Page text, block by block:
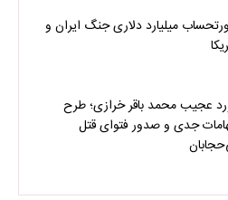
میلیارد دلاری جنگ ایران و
عجیب محمد باقر خرازی؛ طرح
جدی و صدور فتوای قتل